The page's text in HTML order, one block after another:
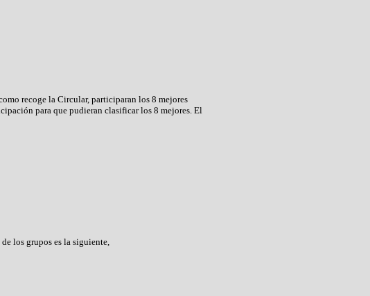
recoge la Circular, participaran los 8 mejores
para que pudieran clasificar los 8 mejores. El
los grupos es la siguiente,